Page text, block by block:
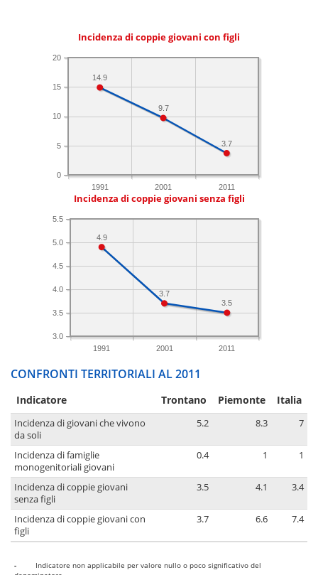
Incidenza di coppie giovani con figli
1991 2001 2011
0
5
10
15
20
3.7
9.7
14.9
Incidenza di coppie giovani senza figli
1991 2001 2011
3.0
3.5
4.0
4.5
5.0
5.5
3.5
3.7
4.9
CONFRONTI TERRITORIALI AL 2011
Indicatore Trontano Piemonte Italia
Incidenza di giovani che vivono
da soli
5.2 8.3 7
Incidenza di famiglie
monogenitoriali giovani
0.4 1 1
Incidenza di coppie giovani
senza figli
3.5 4.1 3.4
Incidenza di coppie giovani con
figli
3.7 6.6 7.4
-
Indicatore non applicabile per valore nullo o poco significativo del